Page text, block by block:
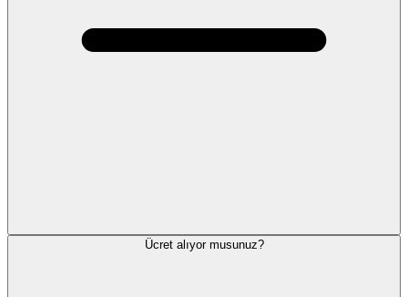
Ücret alıyor musunuz?